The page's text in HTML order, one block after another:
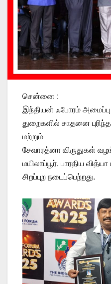
சென்னை :
இந்தியன் ஃபோரம் அமைப்பு
துறைகளில் சாதனை
மற்றும்
சேவாரத்னா விருதுகள்
மயிலாப்பூர், பாரதிய
சிறப்புற நடைப்பெற்றது.